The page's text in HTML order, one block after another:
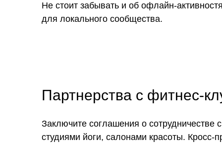
Заключите соглашения о сотрудничестве
студиями йоги, салонами красоты. Кросс-
Партнерства с фитнес-
Не стоит забывать и об офлайн-
для локального сообщества.